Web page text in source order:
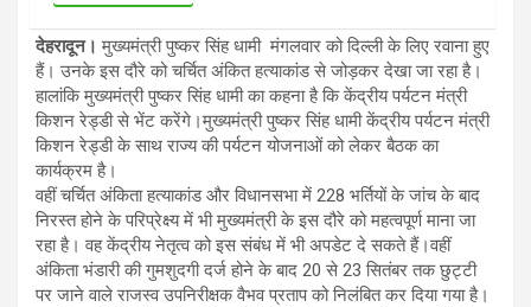
देहरादून। मुख्‍यमंत्री पुष्‍कर सिंह धामी मंगलवार को दिल्‍ली के लिए रवाना हुए
हैं। उनके इस दौरे को चर्चित अंकित हत्‍याकांड से जोड़कर देखा जा रहा है।
हालांकि मुख्यमंत्री पुष्‍कर सिंह धामी का कहना है कि केंद्रीय पर्यटन मंत्री
किशन रेड्डी से भेंट करेंगे।मुख्‍यमंत्री पुष्‍कर सिंह धामी केंद्रीय पर्यटन मंत्री
किशन रेड्डी के साथ राज्य की पर्यटन योजनाओं को लेकर बैठक का
कार्यक्रम है।
वहीं चर्चित अंकिता हत्‍याकांड और विधानसभा में 228 भर्तियों के जांच के बाद
निरस्‍त होने के परिप्रेक्ष्‍य में भी मुख्‍यमंत्री के इस दौरे को महत्‍वपूर्ण माना जा
रहा है। वह केंद्रीय नेतृत्‍व को इस संबंध में भी अपडेट दे सकते हैं।वहीं
अंकिता भंडारी की गुमशुदगी दर्ज होने के बाद 20 से 23 सितंबर तक छुट्टी
पर जाने वाले राजस्‍व उपनिरीक्षक वैभव प्रताप को निलंबित कर दिया गया है।